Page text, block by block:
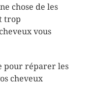
chose de les
trop
vous
pour réparer les
cheveux